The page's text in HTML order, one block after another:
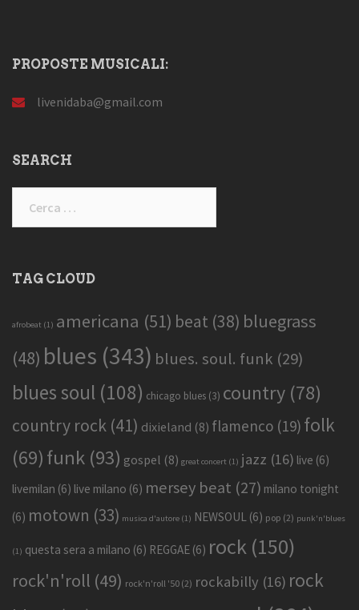
PROPOSTE MUSICALI:
livenidaba@gmail.com
SEARCH
TAG CLOUD
afrobeat (1) americana (51) beat (38) bluegrass
(48) blues (343) blues. soul. funk (29)
blues soul (108) chicago blues (3) country (78)
country rock (41) dixieland (8) flamenco (19) folk
(69) funk (93) gospel (8) great concert (1) jazz (16) live (6)
livemilan (6) live milano (6) mersey beat (27) milano tonight
(6) motown (33) musica d'autore (1) NEWSOUL (6) pop (2) punk'n'blues
(1) questa sera a milano (6) REGGAE (6) rock (150)
rock'n'roll (49) rock'n'roll '50 (2) rockabilly (16) rock